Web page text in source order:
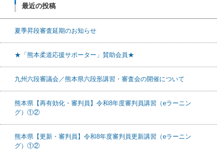
最近の投稿
夏季昇段審査延期のお知らせ
★「熊本柔道応援サポーター」賛助会員★
九州六段審議会／熊本県六段形講習・審査会の開催について
熊本県【再有効化・審判員】令和8年度審判員講習（eラーニン
グ）①②
熊本県【更新・審判員】令和8年度審判員更新講習（eラーニン
グ）①②